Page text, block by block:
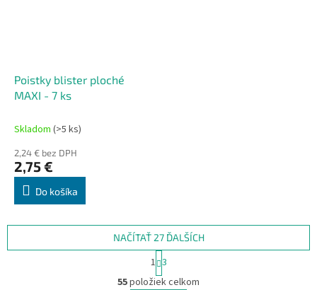
Poistky blister ploché
MAXI - 7 ks
Skladom (>5 ks)
2,24 € bez DPH
2,75 €
Do košíka
O
NAČÍTAŤ 27 ĎALŠÍCH
S
t
r
1 3
55položiek celkom